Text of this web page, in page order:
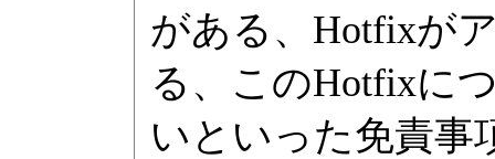
がある、Hotfixが
る、このHotfixに
いといった免責事